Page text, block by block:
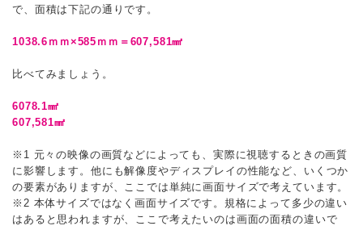
で、面積は下記の通りです。
1038.6ｍｍ×585ｍｍ＝607,581㎟
比べてみましょう。
6078.1㎟
607,581㎟
※1 元々の映像の画質などによっても、実際に視聴するときの画質
に影響します。他にも解像度やディスプレイの性能など、いくつか
の要素がありますが、ここでは単純に画面サイズで考えています。
※2 本体サイズではなく画面サイズです。規格によって多少の違い
はあると思われますが、ここで考えたいのは画面の面積の違いで